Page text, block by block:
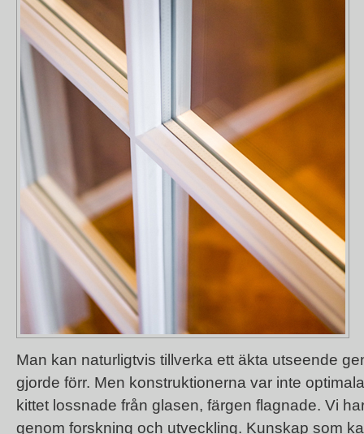
Man kan naturligtvis tillverka ett äkta utseende
gjorde förr. Men konstruktionerna var inte
kittet lossnade från glasen, färgen flagnade. Vi
genom forskning och utveckling. Kunskap som